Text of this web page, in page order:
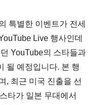
특별한 이벤트가 전세
Live 행사인데
YouTube의 스타들과
될 예정입니다. 본 행
, 최근 미국 진출을 선
타가 일본 무대에서